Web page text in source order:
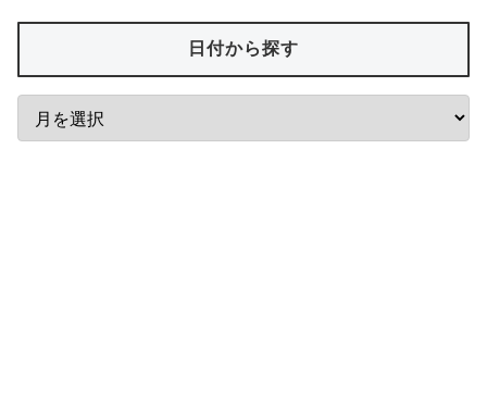
日付から探す